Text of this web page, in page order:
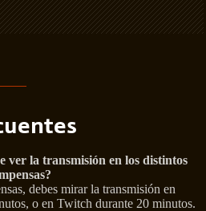
ver la transmisión en los distintos
debes mirar la transmisión en
o en Twitch durante 20 minutos.